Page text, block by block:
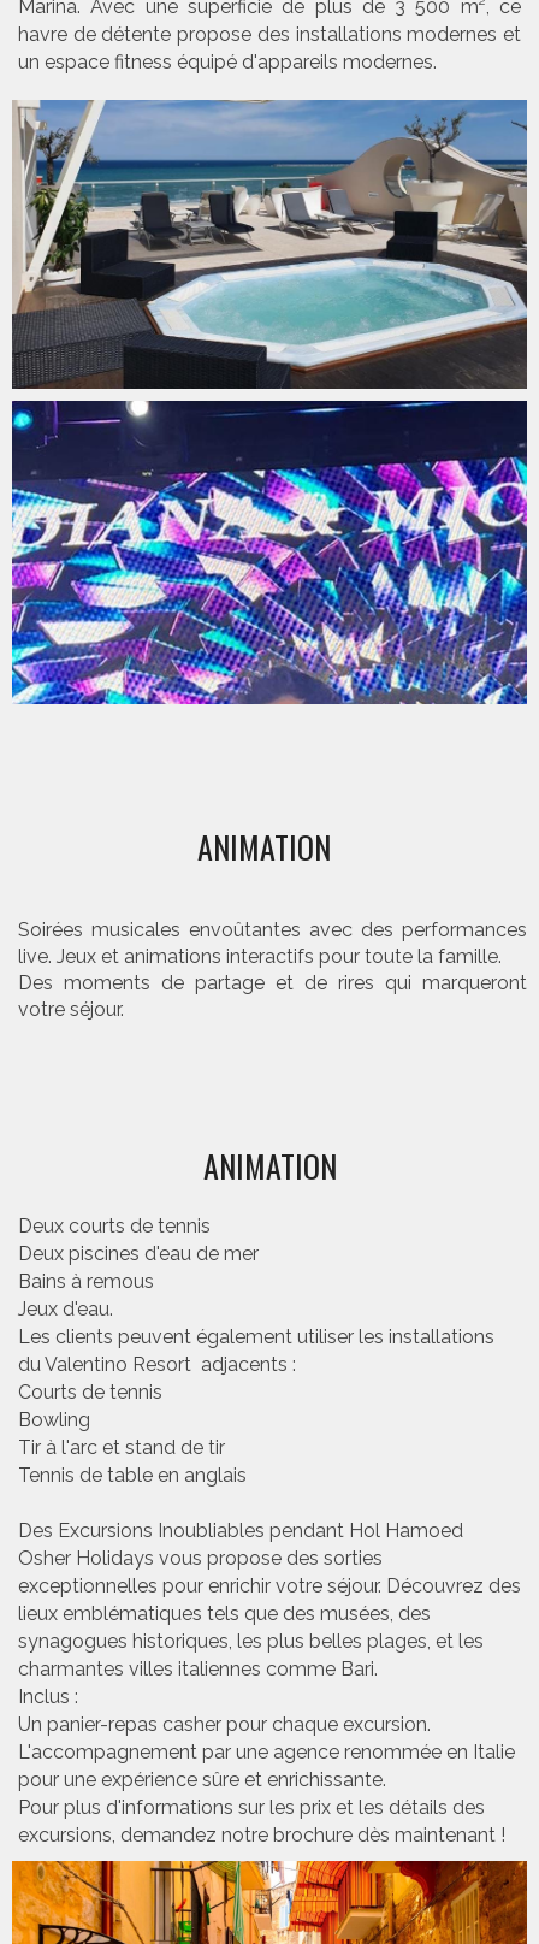
Marina. Avec une superficie de plus de 3 500 m², ce
havre de détente propose des installations modernes et
un espace fitness équipé d'appareils modernes.
ANIMATION
Soirées musicales envoûtantes avec des performances
live. Jeux et animations interactifs pour toute la famille.
Des moments de partage et de rires qui marqueront
votre séjour.
ANIMATION
Deux courts de tennis
Deux piscines d'eau de mer
Bains à remous
Jeux d'eau.
Les clients peuvent également utiliser les installations
du Valentino Resort adjacents :
Courts de tennis
Bowling
Tir à l'arc et stand de tir
Tennis de table en anglais
Des Excursions Inoubliables pendant Hol Hamoed
Osher Holidays vous propose des sorties
exceptionnelles pour enrichir votre séjour. Découvrez des
lieux emblématiques tels que des musées, des
synagogues historiques, les plus belles plages, et les
charmantes villes italiennes comme Bari.
Inclus :
Un panier-repas casher pour chaque excursion.
L'accompagnement par une agence renommée en Italie
pour une expérience sûre et enrichissante.
Pour plus d'informations sur les prix et les détails des
excursions, demandez notre brochure dès maintenant !